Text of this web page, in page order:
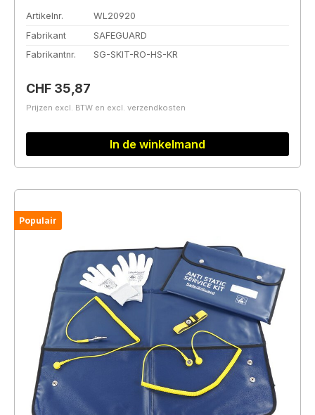
Artikelnr.
WL20920
Fabrikant
SAFEGUARD
Fabrikantnr.
SG-SKIT-RO-HS-KR
Normale prijs:
CHF 35,87
Prijzen excl. BTW en excl. verzendkosten
In de winkelmand
Populair